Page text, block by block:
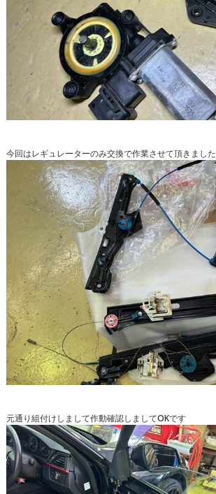
今回はレギュレーターのみ交換で作業させて頂きました
元通り組付けしまして作動確認しましてOKです